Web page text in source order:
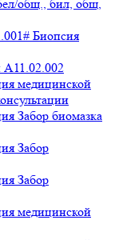
общ., бил, общ,
Биопсия
A11.02.002
медицинской
Забор биомазка
Забор
Забор
медицинской